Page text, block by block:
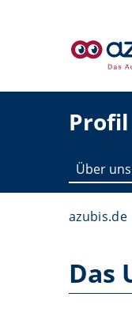
Über uns
azubis.de
Das